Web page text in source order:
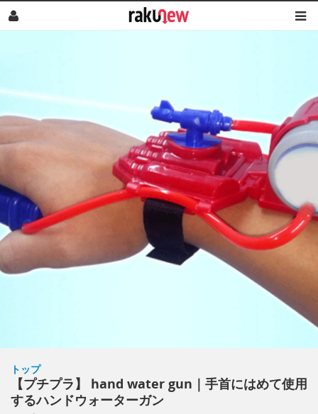
トップ
【プチプラ】 hand water gun｜手首にはめて使用
するハンドウォーターガン